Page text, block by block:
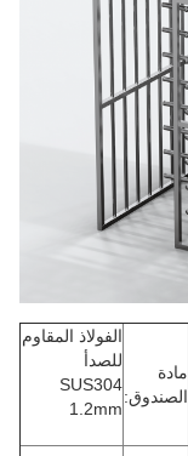
مادة
الصندوق:
الفولاذ المقاوم
للصدأ
SUS304
1.2mm